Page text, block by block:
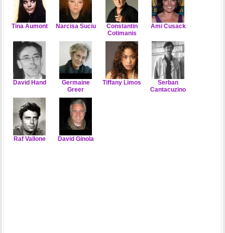
Tina Aumont Narcisa Suciu
Constantin
Cotimanis
Ami Cusack
David Hand
Germaine
Greer
Tiffany Limos
Serban
Cantacuzino
Raf Vallone David Ginola